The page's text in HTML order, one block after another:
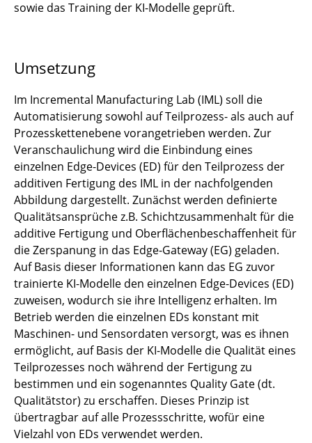
sowie das Training der KI-Modelle geprüft.
Umsetzung
Im Incremental Manufacturing Lab (IML) soll die
Automatisierung sowohl auf Teilprozess- als auch auf
Prozesskettenebene vorangetrieben werden. Zur
Veranschaulichung wird die Einbindung eines
einzelnen Edge-Devices (ED) für den Teilprozess der
additiven Fertigung des IML in der nachfolgenden
Abbildung dargestellt. Zunächst werden definierte
Qualitätsansprüche z.B. Schichtzusammenhalt für die
additive Fertigung und Oberflächenbeschaffenheit für
die Zerspanung in das Edge-Gateway (EG) geladen.
Auf Basis dieser Informationen kann das EG zuvor
trainierte KI-Modelle den einzelnen Edge-Devices (ED)
zuweisen, wodurch sie ihre Intelligenz erhalten. Im
Betrieb werden die einzelnen EDs konstant mit
Maschinen- und Sensordaten versorgt, was es ihnen
ermöglicht, auf Basis der KI-Modelle die Qualität eines
Teilprozesses noch während der Fertigung zu
bestimmen und ein sogenanntes Quality Gate (dt.
Qualitätstor) zu erschaffen. Dieses Prinzip ist
übertragbar auf alle Prozessschritte, wofür eine
Vielzahl von EDs verwendet werden.